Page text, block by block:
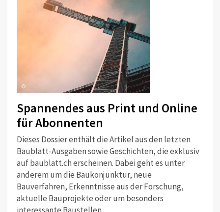
©
Spannendes aus Print und Online
für Abonnenten
Dieses Dossier enthält die Artikel aus den letzten
Baublatt-Ausgaben sowie Geschichten, die exklusiv
auf baublatt.ch erscheinen. Dabei geht es unter
anderem um die Baukonjunktur, neue
Bauverfahren, Erkenntnisse aus der Forschung,
aktuelle Bauprojekte oder um besonders